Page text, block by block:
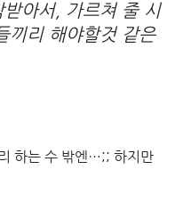
아서, 가르쳐 줄 시
끼리 해야할것 같은
하는 수 밖엔…;; 하지만